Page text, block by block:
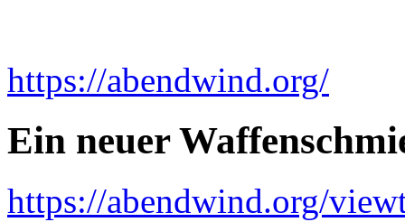
https://abendwind.org/
Ein neuer
https://abendwind.org/